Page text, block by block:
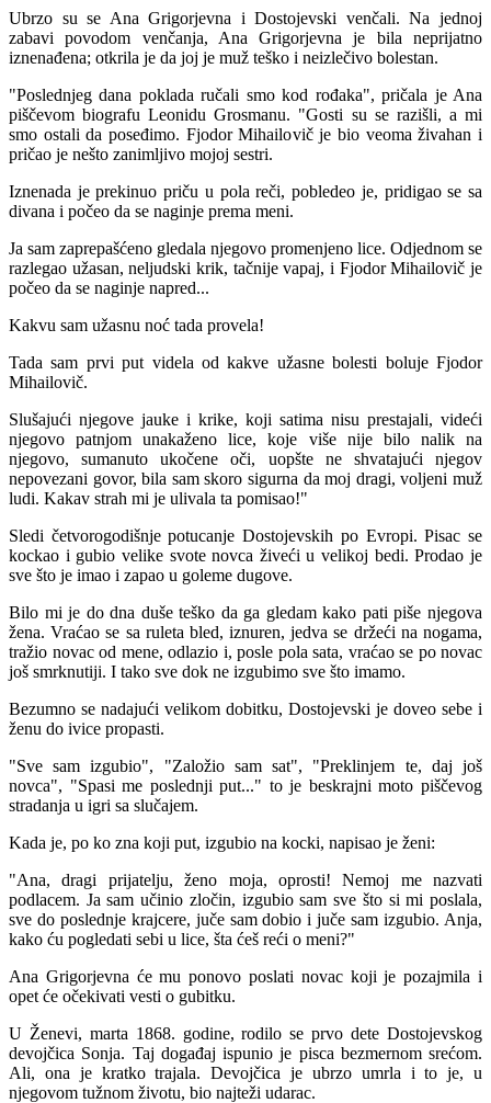
Ubrzo su se Ana Grigorjevna i Dostojevski venčali. Na jednoj
zabavi povodom venčanja, Ana Grigorjevna je bila neprijatno
iznenađena; otkrila je da joj je muž teško i neizlečivo bolestan.
"Poslednjeg dana poklada ručali smo kod rođaka", pričala je Ana
piščevom biografu Leonidu Grosmanu. "Gosti su se razišli, a mi
smo ostali da poseđimo. Fjodor Mihailovič je bio veoma živahan i
pričao je nešto zanimljivo mojoj sestri.
Iznenada je prekinuo priču u pola reči, pobledeo je, pridigao se sa
divana i počeo da se naginje prema meni.
Ja sam zaprepašćeno gledala njegovo promenjeno lice. Odjednom se
razlegao užasan, neljudski krik, tačnije vapaj, i Fjodor Mihailovič je
počeo da se naginje napred...
Kakvu sam užasnu noć tada provela!
Tada sam prvi put videla od kakve užasne bolesti boluje Fjodor
Mihailovič.
Slušajući njegove jauke i krike, koji satima nisu prestajali, videći
njegovo patnjom unakaženo lice, koje više nije bilo nalik na
njegovo, sumanuto ukočene oči, uopšte ne shvatajući njegov
nepovezani govor, bila sam skoro sigurna da moj dragi, voljeni muž
ludi. Kakav strah mi je ulivala ta pomisao!"
Sledi četvorogodišnje potucanje Dostojevskih po Evropi. Pisac se
kockao i gubio velike svote novca živeći u velikoj bedi. Prodao je
sve što je imao i zapao u goleme dugove.
Bilo mi je do dna duše teško da ga gledam kako pati piše njegova
žena. Vraćao se sa ruleta bled, iznuren, jedva se držeći na nogama,
tražio novac od mene, odlazio i, posle pola sata, vraćao se po novac
još smrknutiji. I tako sve dok ne izgubimo sve što imamo.
Bezumno se nadajući velikom dobitku, Dostojevski je doveo sebe i
ženu do ivice propasti.
"Sve sam izgubio", "Založio sam sat", "Preklinjem te, daj još
novca", "Spasi me poslednji put..." to je beskrajni moto piščevog
stradanja u igri sa slučajem.
Kada je, po ko zna koji put, izgubio na kocki, napisao je ženi:
"Ana, dragi prijatelju, ženo moja, oprosti! Nemoj me nazvati
podlacem. Ja sam učinio zločin, izgubio sam sve što si mi poslala,
sve do poslednje krajcere, juče sam dobio i juče sam izgubio. Anja,
kako ću pogledati sebi u lice, šta ćeš reći o meni?"
Ana Grigorjevna će mu ponovo poslati novac koji je pozajmila i
opet će očekivati vesti o gubitku.
U Ženevi, marta 1868. godine, rodilo se prvo dete Dostojevskog
devojčica Sonja. Taj događaj ispunio je pisca bezmernom srećom.
Ali, ona je kratko trajala. Devojčica je ubrzo umrla i to je, u
njegovom tužnom životu, bio najteži udarac.